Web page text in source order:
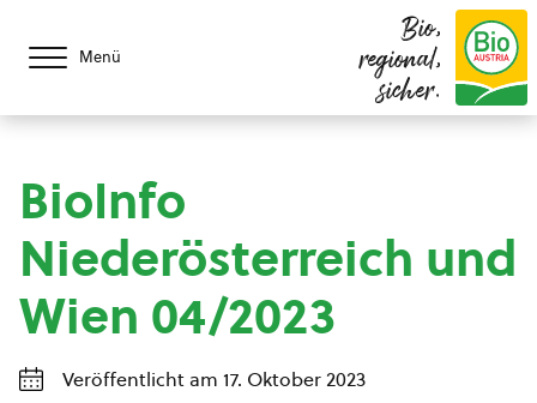
Menü
Bio,
regional,
sicher.
BioInfo
Niederösterreich und
Wien 04/2023
Veröffentlicht am 17. Oktober 2023